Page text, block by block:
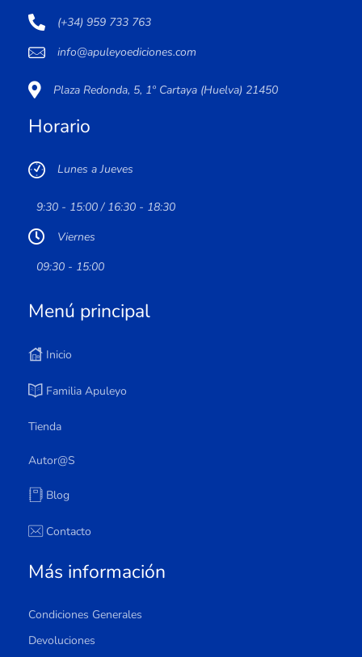
(+34) 959 733 763
info@apuleyoediciones.com
Plaza Redonda, 5, 1º Cartaya (Huelva) 21450
Horario
Lunes a Jueves
9:30 - 15:00 / 16:30 - 18:30
Viernes
09:30 - 15:00
Menú principal
Inicio
Familia Apuleyo
Tienda
Autor@s
Blog
Contacto
Más información
Condiciones Generales
Devoluciones